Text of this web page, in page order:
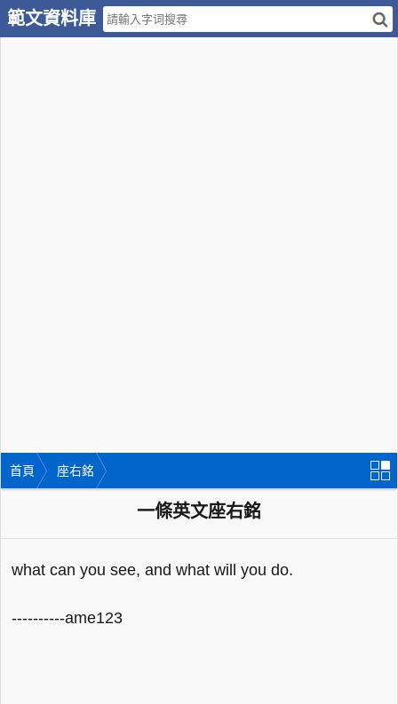
範文資料庫
首頁 座右銘
一條英文座右銘
what can you see, and what will you do.
----------ame123